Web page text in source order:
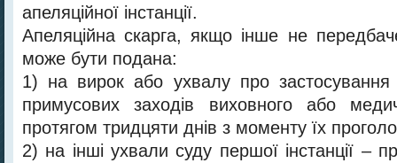
апеляційної інстанції.
Апеляційна скарга, якщо інше не
може бути подана:
1) на вирок або ухвалу про застосування
примусових заходів виховного або
протягом тридцяти днів з моменту їх
2) на інші ухвали суду першої інстанції –